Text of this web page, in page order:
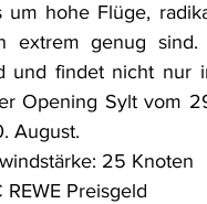
um hohe Flüge,
extrem genug sind.
und findet nicht nur
Opening Sylt vom
August.
25 Knoten
Preisgeld